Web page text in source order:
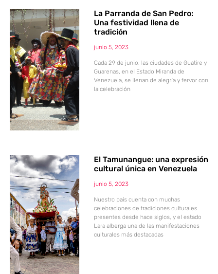
La Parranda de San Pedro:
Una festividad llena de
tradición
junio 5, 2023
Cada 29 de junio, las ciudades de Guatire y
Guarenas, en el Estado Miranda de
Venezuela, se llenan de alegría y fervor con
la celebración
El Tamunangue: una expresión
cultural única en Venezuela
junio 5, 2023
Nuestro país cuenta con muchas
celebraciones de tradiciones culturales
presentes desde hace siglos, y el estado
Lara alberga una de las manifestaciones
culturales más destacadas